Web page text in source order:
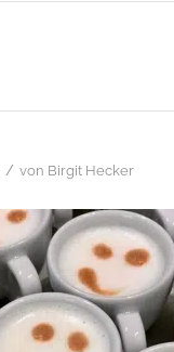
/ von Birgit Hecker